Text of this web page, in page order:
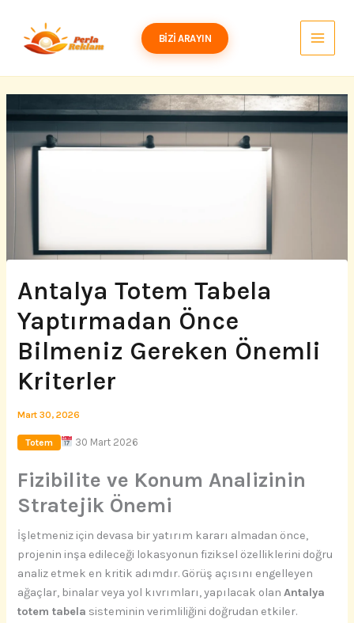
BIZI ARAYIN
Antalya Totem Tabela
Yaptırmadan Önce
Bilmeniz Gereken Önemli
Kriterler
Mart 30, 2026
Totem 30 Mart 2026
Fizibilite ve Konum Analizinin
Stratejik Önemi
İşletmeniz için devasa bir yatırım kararı almadan önce,
projenin inşa edileceği lokasyonun fiziksel özelliklerini doğru
analiz etmek en kritik adımdır. Görüş açısını engelleyen
ağaçlar, binalar veya yol kıvrımları, yapılacak olanAntalya
totem tabela sisteminin verimliliğini doğrudan etkiler.